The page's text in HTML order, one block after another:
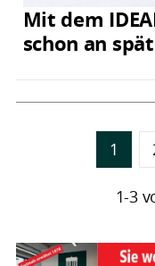
Mit dem
schon an
1
1-3